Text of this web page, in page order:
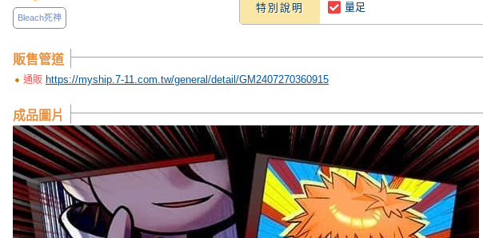
Bleach死神
特別說明 量足
販售管道
通販 https://myship.7-11.com.tw/general/detail/GM2407270360915
成品圖片